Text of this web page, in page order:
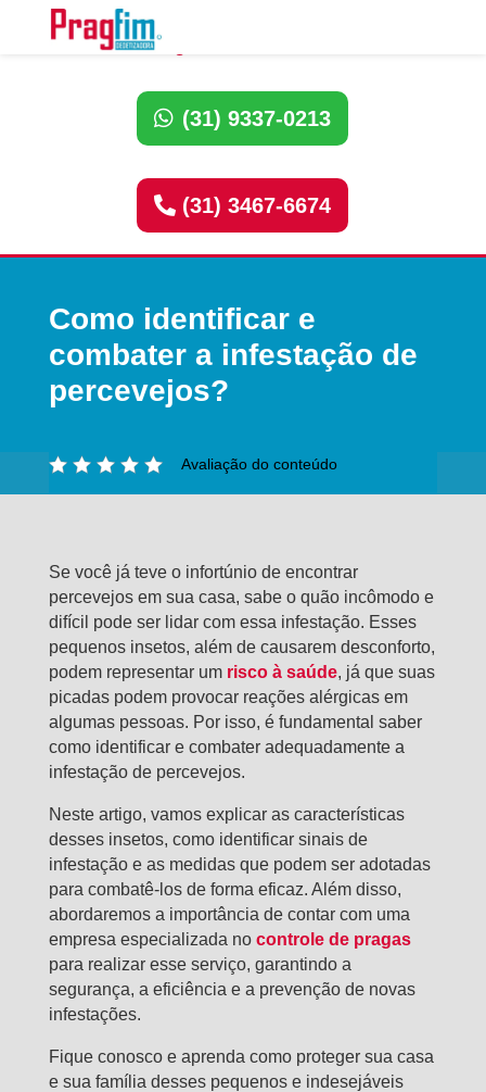
Ligue Dedetizadora:
(31) 9337-0213
(31) 3467-6674
Como identificar e
combater a infestação de
percevejos?
Avaliação do conteúdo
Se você já teve o infortúnio de encontrar
percevejos em sua casa, sabe o quão incômodo e
difícil pode ser lidar com essa infestação. Esses
pequenos insetos, além de causarem desconforto,
podem representar um risco à saúde, já que suas
picadas podem provocar reações alérgicas em
algumas pessoas. Por isso, é fundamental saber
como identificar e combater adequadamente a
infestação de percevejos.
Neste artigo, vamos explicar as características
desses insetos, como identificar sinais de
infestação e as medidas que podem ser adotadas
para combatê-los de forma eficaz. Além disso,
abordaremos a importância de contar com uma
empresa especializada no controle de pragas
para realizar esse serviço, garantindo a
segurança, a eficiência e a prevenção de novas
infestações.
Fique conosco e aprenda como proteger sua casa
e sua família desses pequenos e indesejáveis